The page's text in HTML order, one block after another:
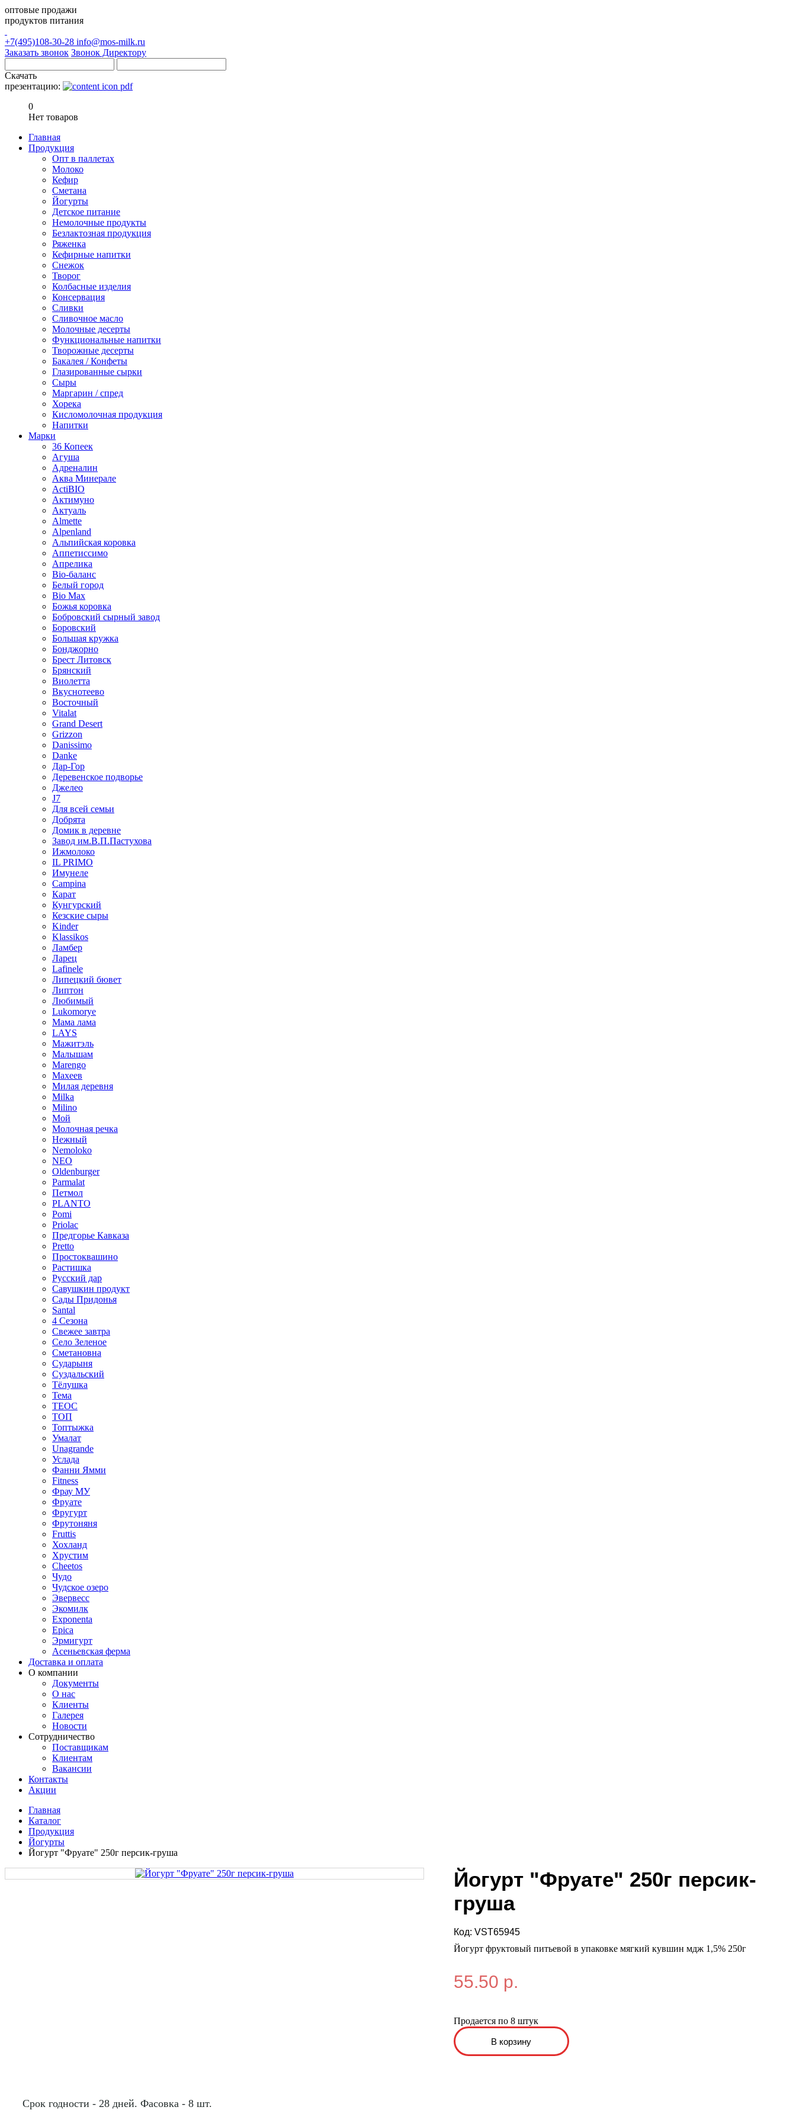
оптовые продажи
продуктов питания
+7(495)108-30-28 info@mos-milk.ru
Заказать звонок Звонок Директору
Скачать
презентацию:
0
Нет товаров
Главная
Продукция
Опт в паллетах
Молоко
Кефир
Сметана
Йогурты
Детское питание
Немолочные продукты
Безлактозная продукция
Ряженка
Кефирные напитки
Снежок
Творог
Колбасные изделия
Консервация
Сливки
Сливочное масло
Молочные десерты
Функциональные напитки
Творожные десерты
Бакалея / Конфеты
Глазированные сырки
Сыры
Маргарин / спред
Хорека
Кисломолочная продукция
Напитки
Марки
36 Копеек
Агуша
Адреналин
Аква Минерале
ActiBIO
Актимуно
Актуаль
Almette
Alpenland
Альпийская коровка
Аппетиссимо
Апрелика
Bio-баланс
Белый город
Bio Max
Божья коровка
Бобровский сырный завод
Боровский
Большая кружка
Бонджорно
Брест Литовск
Брянский
Виолетта
Вкуснотеево
Восточный
Vitalat
Grand Desert
Grizzon
Danissimo
Danke
Дар-Гор
Деревенское подворье
Джелео
J7
Для всей семьи
Добрята
Домик в деревне
Завод им.В.П.Пастухова
Ижмолоко
IL PRIMO
Имунеле
Campina
Карат
Кунгурский
Кезские сыры
Kinder
Klassikos
Ламбер
Ларец
Lafinele
Липецкий бювет
Липтон
Любимый
Lukomorye
Мама лама
LAYS
Мажитэль
Малышам
Marengo
Махеев
Милая деревня
Milka
Milino
Мой
Молочная речка
Нежный
Nemoloko
NEO
Oldenburger
Parmalat
Петмол
PLANTO
Pomi
Priolac
Предгорье Кавказа
Pretto
Простоквашино
Растишка
Русский дар
Савушкин продукт
Сады Придонья
Santal
4 Сезона
Свежее завтра
Село Зеленое
Сметановна
Сударыня
Суздальский
Тёлушка
Тема
ТЕОС
ТОП
Топтыжка
Умалат
Unagrande
Услада
Фанни Ямми
Fitness
Фрау МУ
Фруате
Фругурт
Фрутоняня
Fruttis
Хохланд
Хрустим
Cheetos
Чудо
Чудское озеро
Эвервесс
Экомилк
Exponenta
Epica
Эрмигурт
Асеньевская ферма
Доставка и оплата
О компании
Документы
О нас
Клиенты
Галерея
Новости
Сотрудничество
Поставщикам
Клиентам
Вакансии
Контакты
Акции
Главная
Каталог
Продукция
Йогурты
Йогурт "Фруате" 250г персик-груша
Йогурт "Фруате" 250г персик-
груша
Код: VST65945
Йогурт фруктовый питьевой в упаковке мягкий кувшин мдж 1,5% 250г
55.50 р.
Продается по 8 штук
Срок годности - 28 дней. Фасовка - 8 шт.